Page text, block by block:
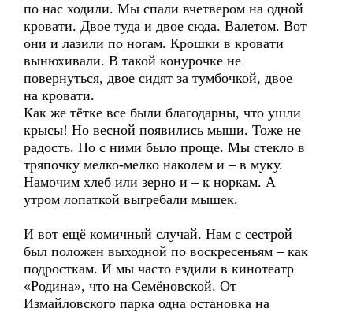
по нас ходили. Мы спали вчетвером на одной
кровати. Двое туда и двое сюда. Валетом. Вот
они и лазили по ногам. Крошки в кровати
вынюхивали. В такой конурочке не
повернуться, двое сидят за тумбочкой, двое
на кровати.
Как же тётке все были благодарны, что ушли
крысы! Но весной появились мыши. Тоже не
радость. Но с ними было проще. Мы стекло в
тряпочку мелко-мелко наколем и – в муку.
Намочим хлеб или зерно и – к норкам. А
утром лопаткой выгребали мышек.
И вот ещё комичный случай. Нам с сестрой
был положен выходной по воскресеньям – как
подросткам. И мы часто ездили в кинотеатр
«Родина», что на Семёновской. От
Измайловского парка одна остановка на